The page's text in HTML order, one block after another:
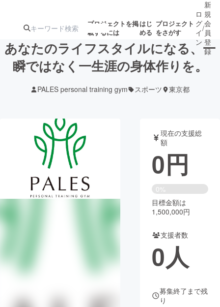
プロジェクトを掲
載するには
はじ
める
プロジェクト
をさがす
ターン
ジェクト
募集終了が近いプ
ロジェクト
もうすぐ公開
されます
アート・写真 音楽
テクノロジー・ガジェット ゲーム・サ
映像・映画 書籍・雑誌
チャレンジ
CAMPFIRE for Social Good
CAMPFIRE Creation
ロ
グ
イ
ン
/
新
規
会
員
登
録
あなたのライフスタイルになる、一
瞬ではなく一生涯の身体作りを。
PALES personal training gym スポーツ 東京都
現在の支援総
額
0円
0%
目標金額は
1,500,000円
支援者数
0人
募集終了まで残
り